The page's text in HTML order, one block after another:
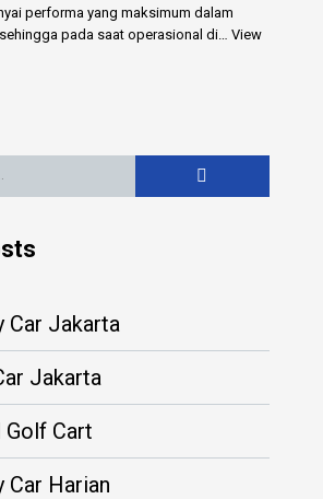
performa yang maksimum dalam
pada saat operasional di…View
Car Jakarta
Jakarta
Cart
Car Harian